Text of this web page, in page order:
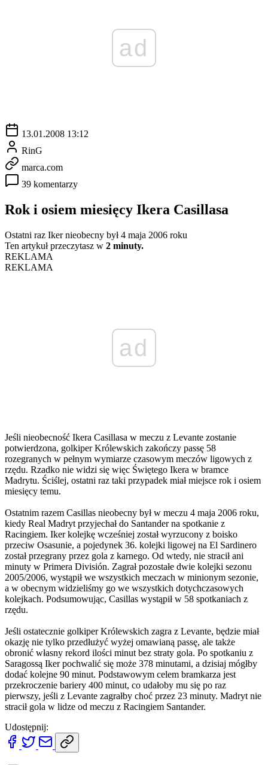
ad
13.01.2008 13:12
RinG
marca.com
39 komentarzy
Rok i osiem miesięcy Ikera Casillasa
Ostatni raz Iker nieobecny był 4 maja 2006 roku
Ten artykuł przeczytasz w 2 minuty.
REKLAMA
REKLAMA
ad
Jeśli nieobecność Ikera Casillasa w meczu z Levante zostanie
potwierdzona, golkiper Królewskich zakończy passę 58
rozegranych w pełnym wymiarze czasowym meczów ligowych z
rzędu. Rzadko nie widzi się więc Świętego Ikera w bramce
Madrytu. Ściślej, ostatni raz taki przypadek miał miejsce rok i osiem
miesięcy temu.
Ostatnim razem Casillas nieobecny był w meczu 4 maja 2006 roku,
kiedy Real Madryt przyjechał do Santander na spotkanie z
Racingiem. Iker kolejkę wcześniej został wyrzucony z boisko
przeciw Osasunie, a pojedynek 36. kolejki ligowej na El Sardinero
został przegrany przez gola z karnego. Od wtedy, nie stracił ani
minuty w Primera División. Zagrał pozostałe dwie kolejki sezonu
2005/2006, wystąpił we wszystkich meczach w minionym sezonie,
a w obecnym widzieliśmy go we wszystkich dotychczasowych
kolejkach. Podsumowując, Casillas wystąpił w 58 spotkaniach z
rzędu.
Jeśli ostatecznie golkiper Królewskich zagra z Levante, będzie miał
okazję nie tylko przedłużyć wyżej omawianą passę, ale także
obronić własny rekord ilości minut bez straty gola. Po spotkaniu z
Saragossą Iker pochwalić się może 378 minutami, a dzisiaj mógłby
dodać kolejne 90 minut. Podstawowym celem bramkarza jest
przekroczenie bariery 400 minut, co udałoby mu się po raz
pierwszy, jeśli z Levante zagrałby choć przez 23 minuty. Madryt nie
stracił gola w lidze od meczu z Racingiem Santander.
Udostępnij: